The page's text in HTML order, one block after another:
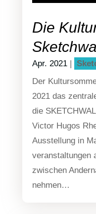
Die
Apr. 2021|
Der
2021 das
die
Victor Hugos
Aus­stel­lung in
ver­an­stal­tun­gen
zwi­schen
nehmen…